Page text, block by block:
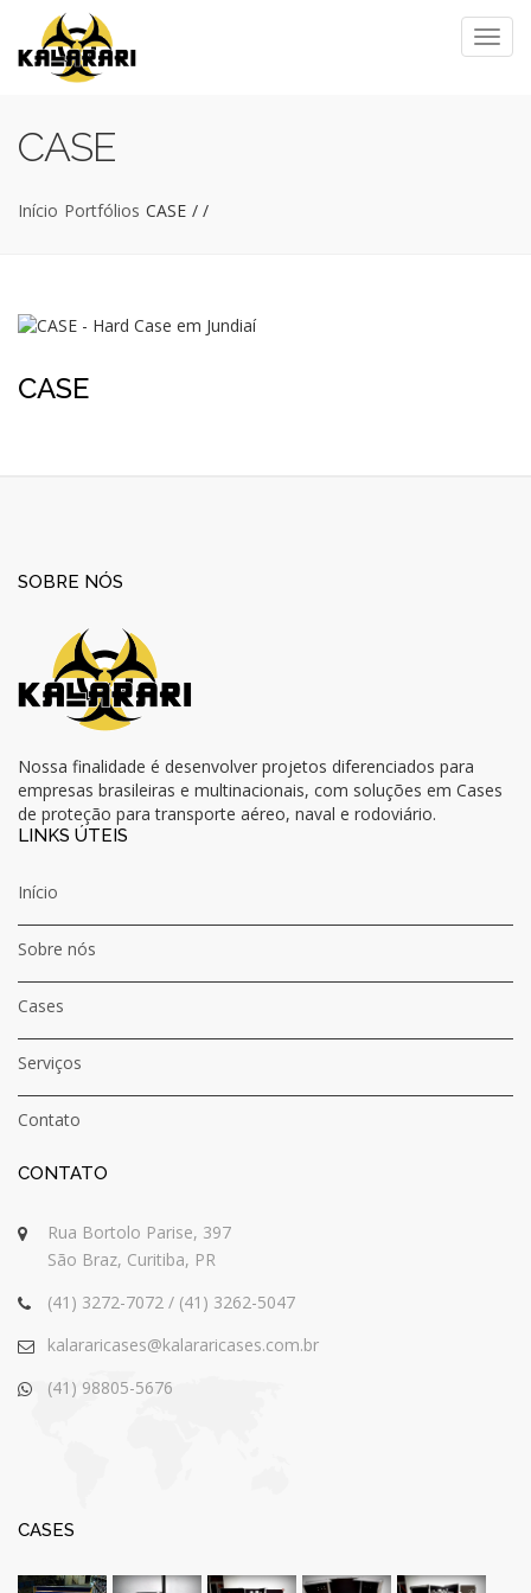
CASE
Início /
Portfólios /
CASE
CASE
SOBRE NÓS
Nossa finalidade é desenvolver projetos diferenciados para
empresas brasileiras e multinacionais, com soluções em Cases
de proteção para transporte aéreo, naval e rodoviário.
LINKS ÚTEIS
Início
Sobre nós
Cases
Serviços
Contato
CONTATO
Rua Bortolo Parise, 397
São Braz, Curitiba, PR
(41) 3272-7072 / (41) 3262-5047
kalararicases@kalararicases.com.br
(41) 98805-5676
CASES